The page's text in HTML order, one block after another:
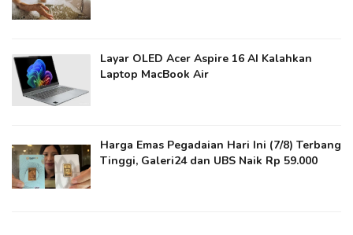
Layar OLED Acer Aspire 16 AI Kalahkan
Laptop MacBook Air
Harga Emas Pegadaian Hari Ini (7/8) Terbang
Tinggi, Galeri24 dan UBS Naik Rp 59.000